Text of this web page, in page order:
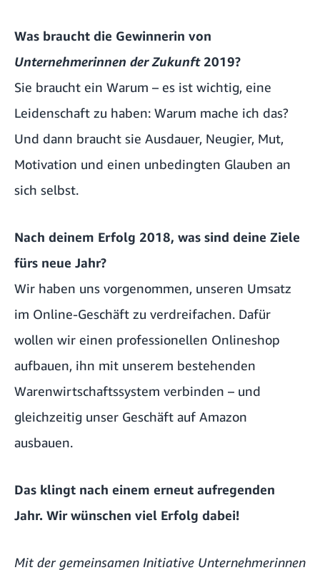
Was braucht die Gewinnerin von
Unternehmerinnen der Zukunft2019?
Sie braucht ein Warum – es ist wichtig, eine
Leidenschaft zu haben: Warum mache ich das?
Und dann braucht sie Ausdauer, Neugier, Mut,
Motivation und einen unbedingten Glauben an
sich selbst.
Nach deinem Erfolg 2018, was sind deine Ziele
fürs neue Jahr?
Wir haben uns vorgenommen, unseren Umsatz
im Online-Geschäft zu verdreifachen. Dafür
wollen wir einen professionellen Onlineshop
aufbauen, ihn mit unserem bestehenden
Warenwirtschaftssystem verbinden – und
gleichzeitig unser Geschäft auf Amazon
ausbauen.
Das klingt nach einem erneut aufregenden
Jahr. Wir wünschen viel Erfolg dabei!
Mit der gemeinsamen Initiative Unternehmerinnen